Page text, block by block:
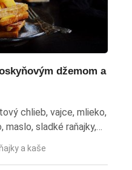
džemom a
chlieb, vajce, mlieko,
maslo, sladké raňajky,
a kaše